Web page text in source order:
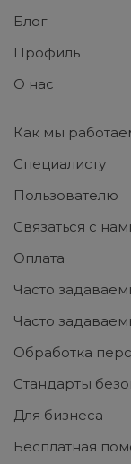
Блог
Профиль
О нас
Как мы
Специалисту
Пользователю
Связаться с
Оплата
Часто
Часто
Обработка
Стандарты
Для бизнеса
Бесплатная